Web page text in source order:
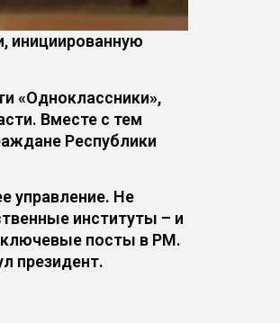
инициированную
«Одноклассники»,
Вместе с тем
Республики
управление. Не
институты – и
ключевые посты в РМ.
президент.